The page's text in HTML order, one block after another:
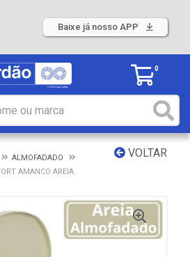
Baixe já nosso APP
0
VOLTAR
ALMOFADADO
AMANCO AREIA